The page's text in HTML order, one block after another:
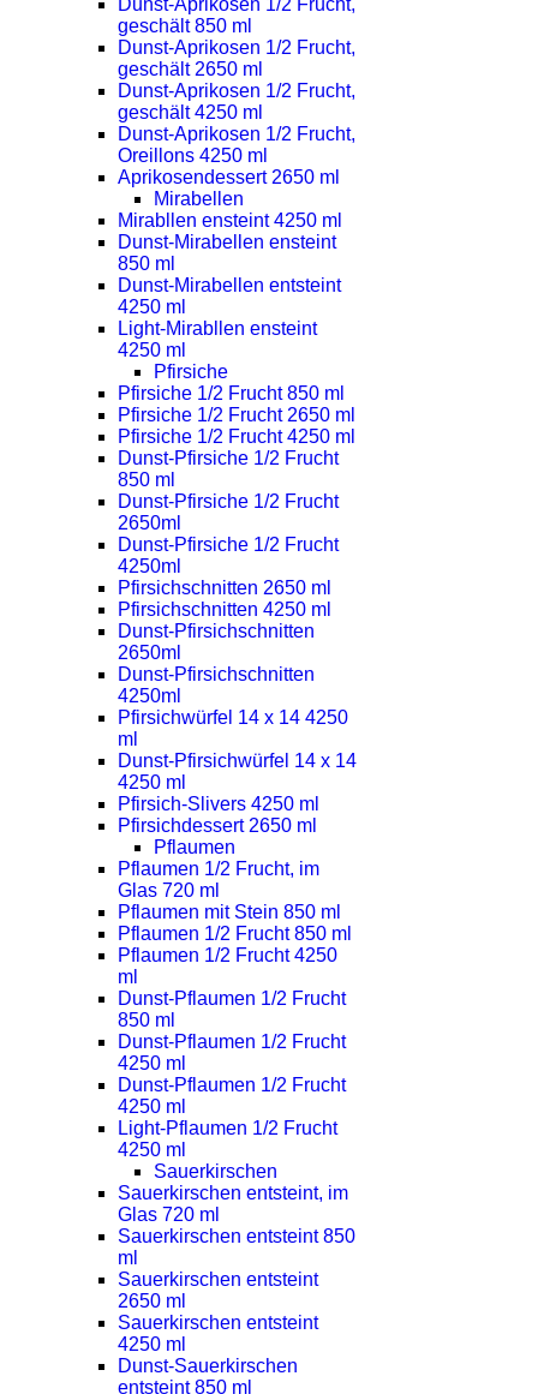
Dunst-Aprikosen 1/2 Frucht,
geschält 850 ml
Dunst-Aprikosen 1/2 Frucht,
geschält 2650 ml
Dunst-Aprikosen 1/2 Frucht,
geschält 4250 ml
Dunst-Aprikosen 1/2 Frucht,
Oreillons 4250 ml
Aprikosendessert 2650 ml
Mirabellen
Mirabllen ensteint 4250 ml
Dunst-Mirabellen ensteint
850 ml
Dunst-Mirabellen entsteint
4250 ml
Light-Mirabllen ensteint
4250 ml
Pfirsiche
Pfirsiche 1/2 Frucht 850 ml
Pfirsiche 1/2 Frucht 2650 ml
Pfirsiche 1/2 Frucht 4250 ml
Dunst-Pfirsiche 1/2 Frucht
850 ml
Dunst-Pfirsiche 1/2 Frucht
2650ml
Dunst-Pfirsiche 1/2 Frucht
4250ml
Pfirsichschnitten 2650 ml
Pfirsichschnitten 4250 ml
Dunst-Pfirsichschnitten
2650ml
Dunst-Pfirsichschnitten
4250ml
Pfirsichwürfel 14 x 14 4250
ml
Dunst-Pfirsichwürfel 14 x 14
4250 ml
Pfirsich-Slivers 4250 ml
Pfirsichdessert 2650 ml
Pflaumen
Pflaumen 1/2 Frucht, im
Glas 720 ml
Pflaumen mit Stein 850 ml
Pflaumen 1/2 Frucht 850 ml
Pflaumen 1/2 Frucht 4250
ml
Dunst-Pflaumen 1/2 Frucht
850 ml
Dunst-Pflaumen 1/2 Frucht
4250 ml
Dunst-Pflaumen 1/2 Frucht
4250 ml
Light-Pflaumen 1/2 Frucht
4250 ml
Sauerkirschen
Sauerkirschen entsteint, im
Glas 720 ml
Sauerkirschen entsteint 850
ml
Sauerkirschen entsteint
2650 ml
Sauerkirschen entsteint
4250 ml
Dunst-Sauerkirschen
entsteint 850 ml